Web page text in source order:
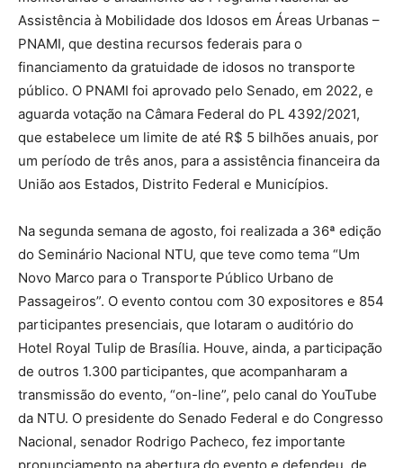
Assistência à Mobilidade dos Idosos em Áreas Urbanas –
PNAMI, que destina recursos federais para o
financiamento da gratuidade de idosos no transporte
público. O PNAMI foi aprovado pelo Senado, em 2022, e
aguarda votação na Câmara Federal do PL 4392/2021,
que estabelece um limite de até R$ 5 bilhões anuais, por
um período de três anos, para a assistência financeira da
União aos Estados, Distrito Federal e Municípios.
Na segunda semana de agosto, foi realizada a 36ª edição
do Seminário Nacional NTU, que teve como tema “Um
Novo Marco para o Transporte Público Urbano de
Passageiros”. O evento contou com 30 expositores e 854
participantes presenciais, que lotaram o auditório do
Hotel Royal Tulip de Brasília. Houve, ainda, a participação
de outros 1.300 participantes, que acompanharam a
transmissão do evento, “on-line”, pelo canal do YouTube
da NTU. O presidente do Senado Federal e do Congresso
Nacional, senador Rodrigo Pacheco, fez importante